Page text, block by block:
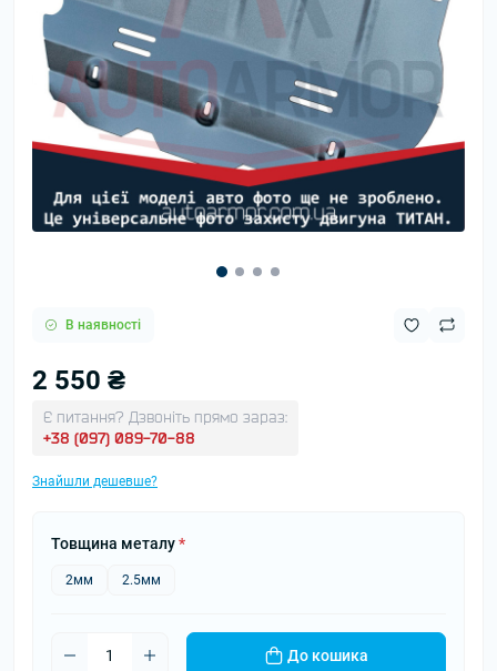
В наявності
2 550 ₴
Є питання? Дзвоніть прямо зараз:
+38 (097) 089-70-88
Знайшли дешевше?
Товщина металу*
2мм 2.5мм
До кошика